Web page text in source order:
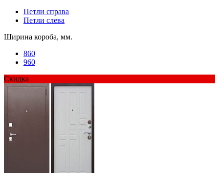
Петли справа
Петли слева
Ширина короба, мм.
860
960
Скидка